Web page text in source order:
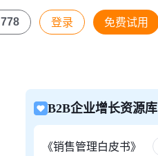
登录 免费试用
B2B企业增长资源库
《销售管理白皮书》